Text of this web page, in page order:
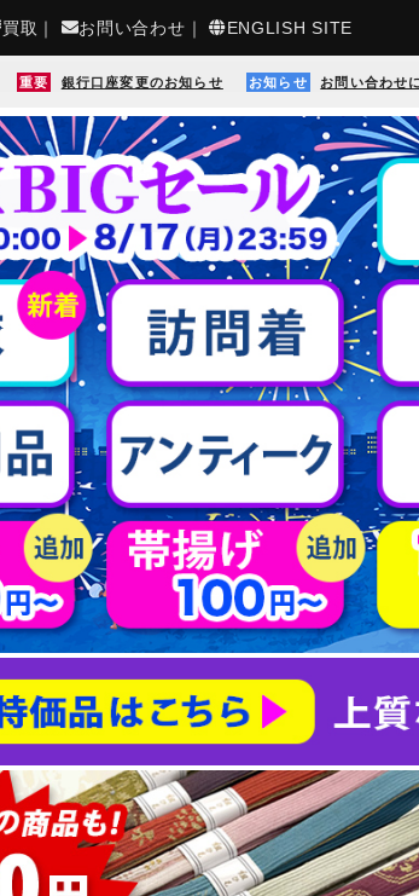
買取 ｜ お問い合わせ ｜ ENGLISH SITE
重要 銀行口座変更のお知らせ お知らせ お問い合わせ